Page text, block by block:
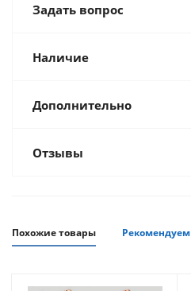
Задать вопрос
Наличие
Дополнительно
Отзывы
Похожие товары Рекомендуем